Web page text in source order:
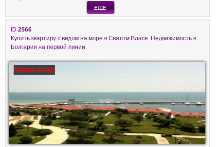
ID 2566
Купить квартиру с видом на море в Святом Власе. Недвижимость в
Болгарии на первой линии.
Первая линия